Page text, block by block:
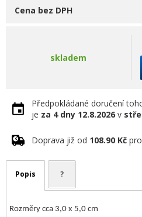
Cena bez DPH
skladem
Předpokládané doručení
je za 4 dny 12.8.2026 v
Doprava již od 108.90 Kč
Popis ?
Rozměry cca 3,0 x 5,0 cm